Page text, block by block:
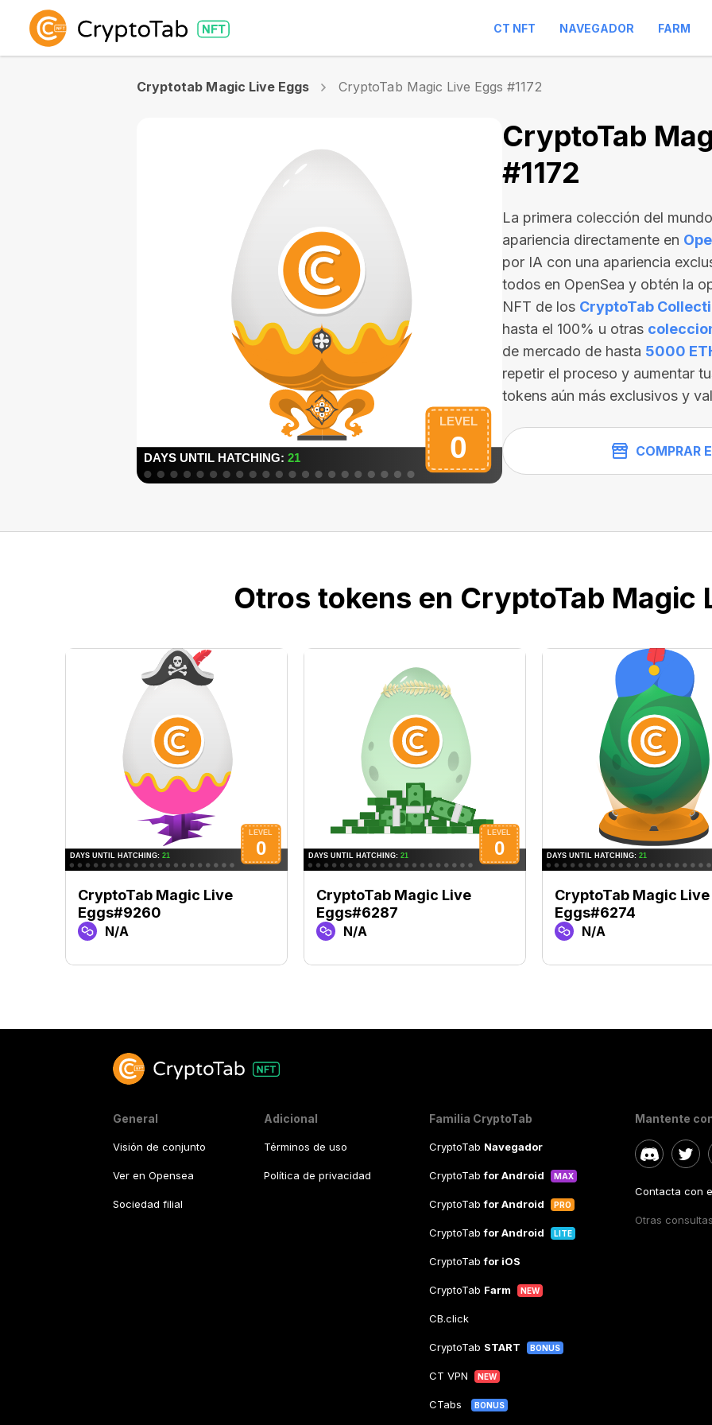
CT NFT NAVEGADOR FARM
Cryptotab Magic Live Eggs CryptoTab Magic Live Eggs #1172
CryptoTab
#1172
La primera colección del
apariencia directamente en
por IA con una apariencia
todos en OpenSea y obtén la
NFT de los CryptoTab
hasta el 100% u otras
de mercado de hasta 5000
repetir el proceso y aumentar
tokens aún más exclusivos y
COMPRAR
Otros tokens en CryptoTab Magic
CryptoTab Magic Live
Eggs#9260
N/A
CryptoTab Magic Live
Eggs#6287
N/A
CryptoTab Magic Live
Eggs#6274
N/A
General
Visión de conjunto
Ver en Opensea
Sociedad filial
Adicional
Términos de uso
Política de privacidad
Familia CryptoTab
CryptoTab Navegador
CryptoTabfor Android MAX
CryptoTabfor Android PRO
CryptoTabfor Android LITE
CryptoTabfor iOS
CryptoTab Farm NEW
CB.click
CryptoTab START BONUS
CT VPN NEW
CTabs BONUS
Mantente
Contacta con
Otras